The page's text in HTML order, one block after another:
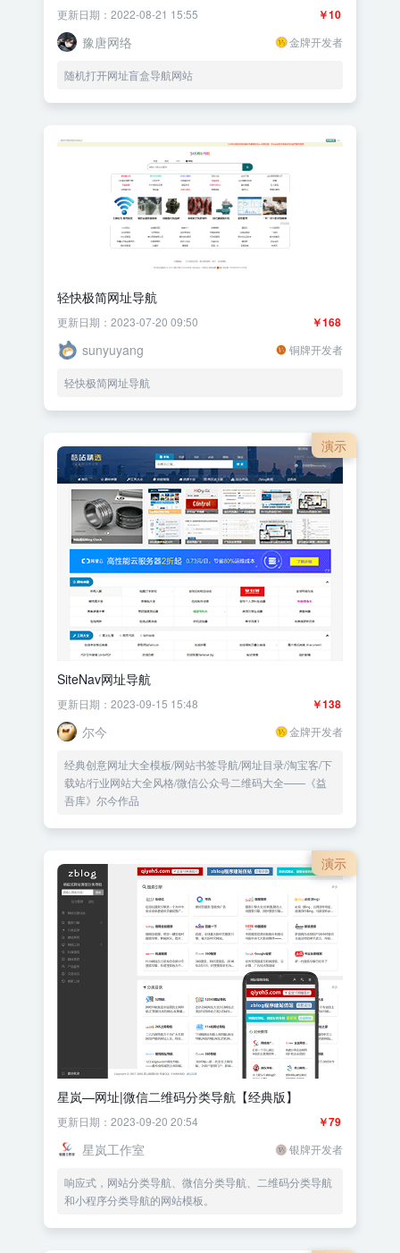
￥10
更新日期：2022-08-21 15:55
豫唐网络 金牌开发者
随机打开网址盲盒导航网站
轻快极简网址导航
￥168
更新日期：2023-07-20 09:50
sunyuyang 铜牌开发者
轻快极简网址导航
演示
SiteNav网址导航
￥138
更新日期：2023-09-15 15:48
尔今 金牌开发者
经典创意网址大全模板/网站书签导航/网址目录/淘宝客/下
载站/行业网站大全风格/微信公众号二维码大全——《益
吾库》尔今作品
演示
星岚—网址|微信二维码分类导航【经典版】
￥79
更新日期：2023-09-20 20:54
星岚工作室 银牌开发者
响应式，网站分类导航、微信分类导航、二维码分类导航
和小程序分类导航的网站模板。